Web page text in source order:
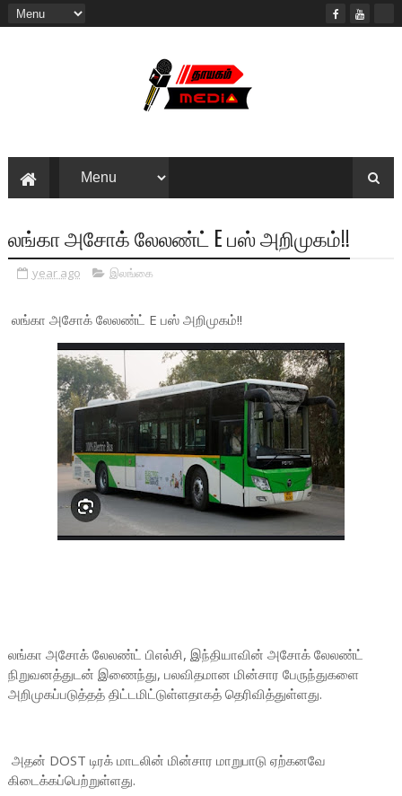
லங்கா அசோக் லேலண்ட் E பஸ் அறிமுகம்!!
year ago இலங்கை
லங்கா அசோக் லேலண்ட் E பஸ் அறிமுகம்!!
லங்கா அசோக் லேலண்ட் பிஎல்சி, இந்தியாவின் அசோக் லேலண்ட்
நிறுவனத்துடன் இணைந்து, பலவிதமான மின்சார பேருந்துகளை
அறிமுகப்படுத்தத் திட்டமிட்டுள்ளதாகத் தெரிவித்துள்ளது.
அதன் DOST டிரக் மாடலின் மின்சார மாறுபாடு ஏற்கனவே
கிடைக்கப்பெற்றுள்ளது.